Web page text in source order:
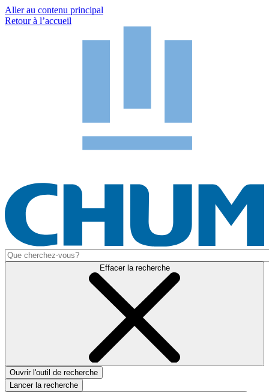
Aller au contenu principal
Retour à l’accueil
Effacer la recherche
Ouvrir l'outil de recherche
Lancer la recherche